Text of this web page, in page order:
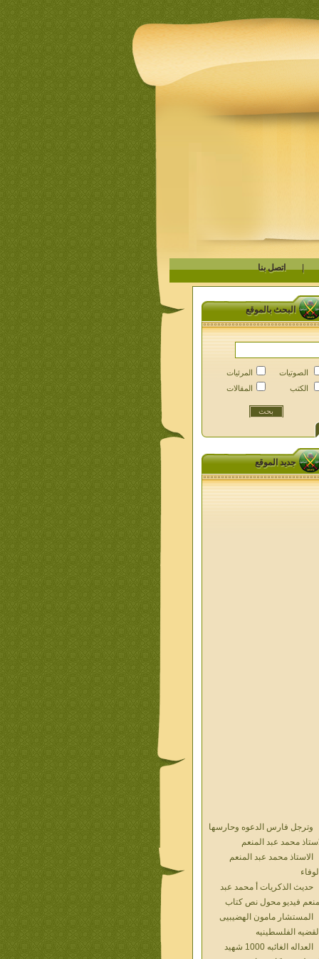
| اتصل بنا
البحث بالموقع
الصوتيات
الكتب
المرئيات
المقالات
جديد الموقع
الاستاذ محمد عبد المنعم
حديث الذكريات أ محمد عبد
فيديو محول نص كتاب
المستشار مامون الهضيبيى
الفلسطينيه
العداله الغائبه 1000 شهيد
ده كان زمان
العداله الغائبه ( الدرع الواقى )